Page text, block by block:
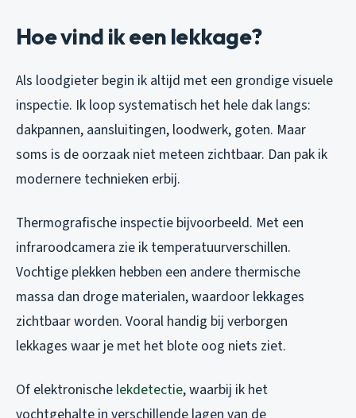
Hoe vind ik een lekkage?
Als loodgieter begin ik altijd met een grondige visuele
inspectie. Ik loop systematisch het hele dak langs:
dakpannen, aansluitingen, loodwerk, goten. Maar
soms is de oorzaak niet meteen zichtbaar. Dan pak ik
modernere technieken erbij.
Thermografische inspectie bijvoorbeeld. Met een
infraroodcamera zie ik temperatuurverschillen.
Vochtige plekken hebben een andere thermische
massa dan droge materialen, waardoor lekkages
zichtbaar worden. Vooral handig bij verborgen
lekkages waar je met het blote oog niets ziet.
Of elektronische lekdetectie, waarbij ik het